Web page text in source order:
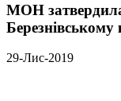
МОН затвердила
Березнівському
29-Лис-2019